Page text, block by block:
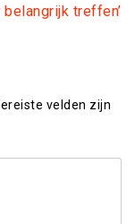
treffen’
velden zijn